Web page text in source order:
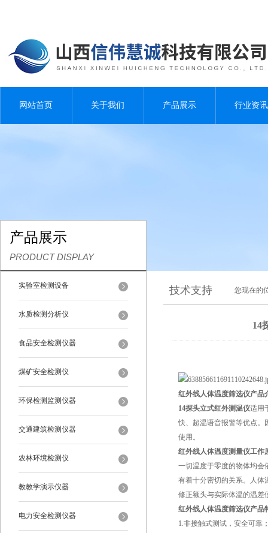
网站首页 关于我们 产品展示 行业资讯
产品展示
PRODUCT DISPLAY
实验室检测设备
水质检测分析仪
食品安全检测仪器
煤矿安全检测仪
环保检测监测仪器
交通建筑检测仪器
农林环境检测仪
教教学演示仪器
电力安全检测仪器
技术支持 您现在的
14
红外线人体温度筛选仪产品
14探头立式红外测温仪适用
快、超温语音报警等优点。
使用。
红外线人体温度测量仪工作
一切温度于零度的物体均会
有着十分密切的关系。人体
修正额头与实际体温的温差
红外线人体温度筛选仪产品
1.非接触式测试，安全可靠